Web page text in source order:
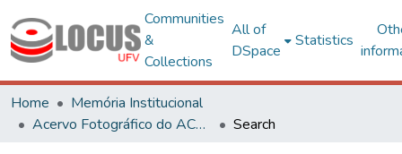
Communities
&
Collections
All of
DSpace
Statistics
Home
Memória Institucional
Acervo Fotográfico do ACH-UFV
Search